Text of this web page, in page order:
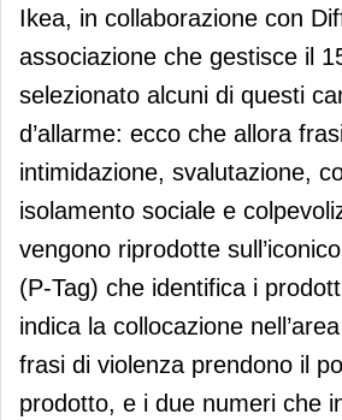
Ikea, in collaborazione con
associazione che gestisce il
selezionato alcuni di questi
d’allarme: ecco che allora
intimidazione, svalutazione,
isolamento sociale e
vengono riprodotte
(P-Tag) che identifica i
indica la collocazione
frasi di violenza prendono il
prodotto, e i due numeri che